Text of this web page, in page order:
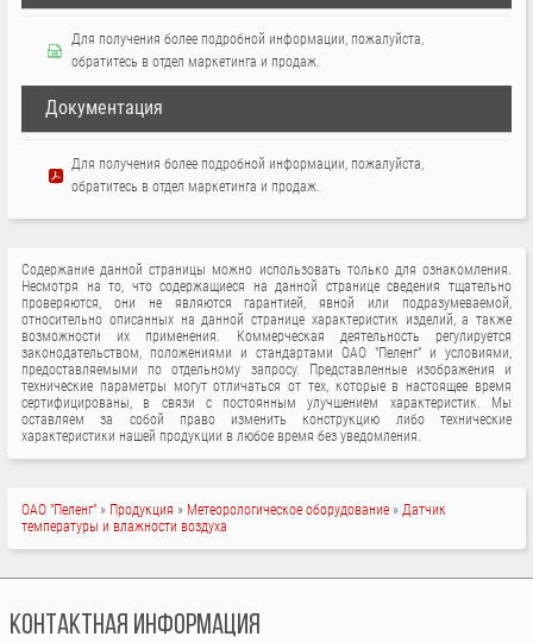
Для получения более подробной информации, пожалуйста,
обратитесь в отдел маркетинга и продаж.
Документация
Для получения более подробной информации, пожалуйста,
обратитесь в отдел маркетинга и продаж.
Содержание данной страницы можно использовать только для ознакомления.
Несмотря на то, что содержащиеся на данной странице сведения тщательно
проверяются, они не являются гарантией, явной или подразумеваемой,
относительно описанных на данной странице характеристик изделий, а также
возможности их применения. Коммерческая деятельность регулируется
законодательством, положениями и стандартами ОАО "Пеленг" и условиями,
предоставляемыми по отдельному запросу. Представленные изображения и
технические параметры могут отличаться от тех, которые в настоящее время
сертифицированы, в связи с постоянным улучшением характеристик. Мы
оставляем за собой право изменить конструкцию либо технические
характеристики нашей продукции в любое время без уведомления.
СТРОКА
НАВИГАЦИИ
ОАО "Пеленг" Продукция Метеорологическое оборудование
Датчик
температуры и влажности воздуха
КОНТАКТНАЯ ИНФОРМАЦИЯ